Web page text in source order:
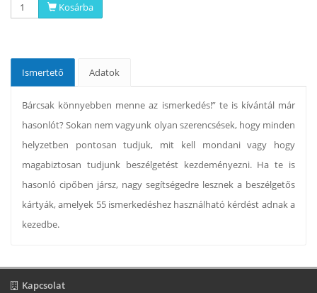
Kosárba
Ismertető Adatok
Bárcsak könnyebben menne az ismerkedés!” te is kívántál már
hasonlót? Sokan nem vagyunk olyan szerencsések, hogy minden
helyzetben pontosan tudjuk, mit kell mondani vagy hogy
magabiztosan tudjunk beszélgetést kezdeményezni. Ha te is
hasonló cipőben jársz, nagy segítségedre lesznek a beszélgetős
kártyák, amelyek 55 ismerkedéshez használható kérdést adnak a
kezedbe.
Kapcsolat